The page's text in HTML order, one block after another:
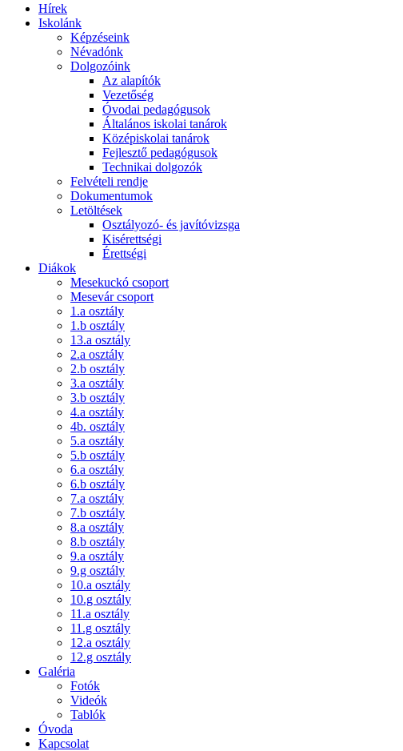
Hírek
Iskolánk
Képzéseink
Névadónk
Dolgozóink
Az alapítók
Vezetőség
Óvodai pedagógusok
Általános iskolai tanárok
Középiskolai tanárok
Fejlesztő pedagógusok
Technikai dolgozók
Felvételi rendje
Dokumentumok
Letöltések
Osztályozó- és javítóvizsga
Kisérettségi
Érettségi
Diákok
Mesekuckó csoport
Mesevár csoport
1.a osztály
1.b osztály
13.a osztály
2.a osztály
2.b osztály
3.a osztály
3.b osztály
4.a osztály
4b. osztály
5.a osztály
5.b osztály
6.a osztály
6.b osztály
7.a osztály
7.b osztály
8.a osztály
8.b osztály
9.a osztály
9.g osztály
10.a osztály
10.g osztály
11.a osztály
11.g osztály
12.a osztály
12.g osztály
Galéria
Fotók
Videók
Tablók
Óvoda
Kapcsolat